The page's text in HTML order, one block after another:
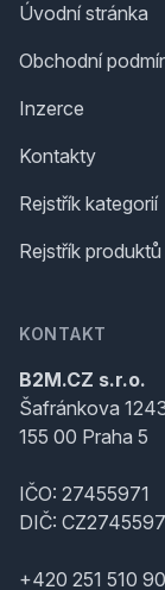
Úvodní stránka
Obchodní
Inzerce
Kontakty
Rejstřík kategorií
Rejstřík produktů
KONTAKT
B2M.CZ s.r.o.
Šafránkova
155 00 Praha 5
IČO: 27455971
DIČ:
+420 251 510